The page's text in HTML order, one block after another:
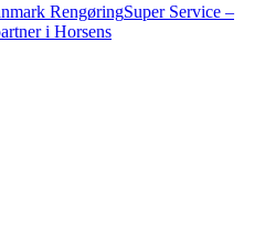
RengøringSuper Service –
i Horsens